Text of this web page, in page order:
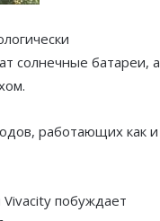
солнечные батареи, а
работающих как и
Vivacity побуждает
с видом: открытые
площадки Монако